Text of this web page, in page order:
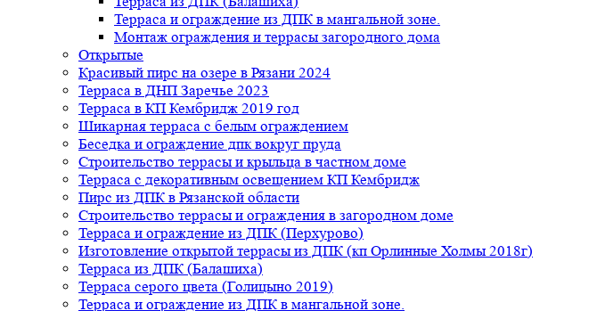
Терраса и ограждение из ДПК в мангальной зоне.
Монтаж ограждения и террасы загородного дома
Открытые
Красивый пирс на озере в Рязани 2024
Терраса в ДНП Заречье 2023
Терраса в КП Кембридж 2019 год
Шикарная терраса с белым ограждением
Беседка и ограждение дпк вокруг пруда
Строительство террасы и крыльца в частном доме
Терраса с декоративным освещением КП Кембридж
Пирс из ДПК в Рязанской области
Строительство террасы и ограждения в загородном доме
Терраса и ограждение из ДПК (Перхурово)
Изготовление открытой террасы из ДПК (кп Орлинные Холмы 2018г)
Терраса из ДПК (Балашиха)
Терраса серого цвета (Голицыно 2019)
Терраса и ограждение из ДПК в мангальной зоне.